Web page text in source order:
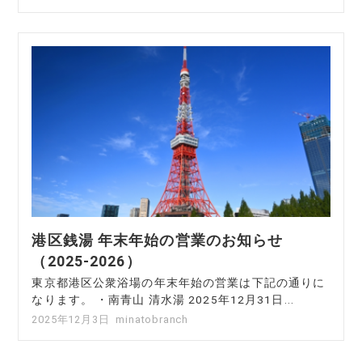
港区銭湯 年末年始の営業のお知らせ
（2025-2026）
東京都港区公衆浴場の年末年始の営業は下記の通りに
なります。 ・南青山 清水湯 2025年12月31日...
2025年12月3日 minatobranch